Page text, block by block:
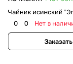
Чайник исинский
0
0 Нет в
Заказать